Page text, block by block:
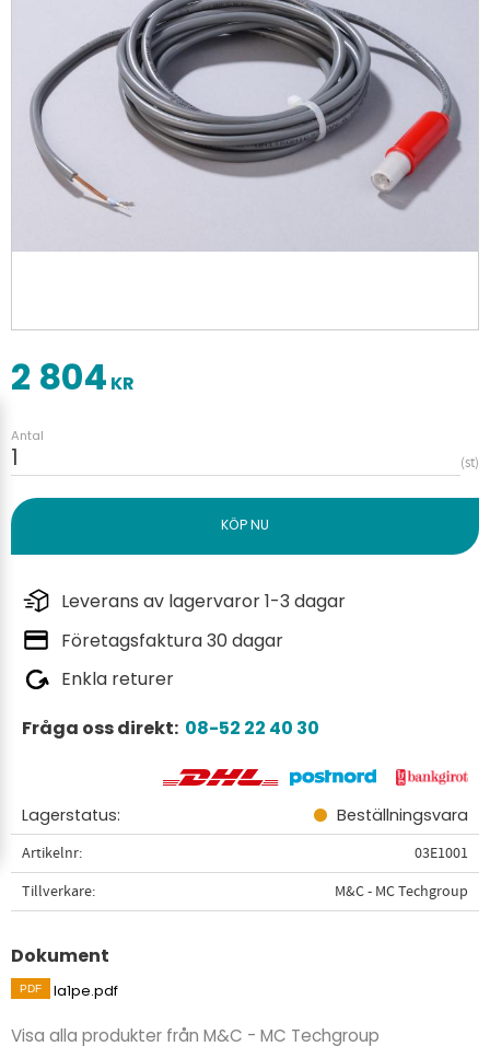
2 804 KR
Antal
st
Leverans av lagervaror 1-3 dagar
Företagsfaktura 30 dagar
Enkla returer
Fråga oss direkt: 08-52 22 40 30
Lagerstatus Beställningsvara
Artikelnr
03E1001
Tillverkare
M&C - MC Techgroup
Dokument
la1pe.pdf
Visa alla produkter från M&C - MC Techgroup